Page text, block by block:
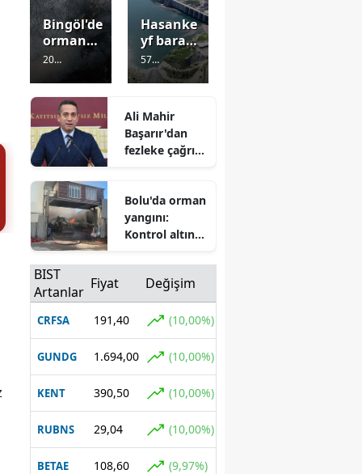
Bingöl'de
orman
yangınla
Kontrol
altına
alınarak
söndürül
dü
20
Hasanke
yf baraj
gölünde
kadın
cesedi
57
Görüntülenm
Ali Mahir
Başarır'dan
fezleke çağrısı:
sergilemeli"
Bolu'da orman
yangını:
Kontrol altına
BIST
Artanlar Fiyat Değişim
CRFSA 191,40 (10,00%)
GUNDG 1.694,00 (10,00%)
KENT 390,50 (10,00%)
RUBNS 29,04 (10,00%)
BETAE 108,60 (9,97%)